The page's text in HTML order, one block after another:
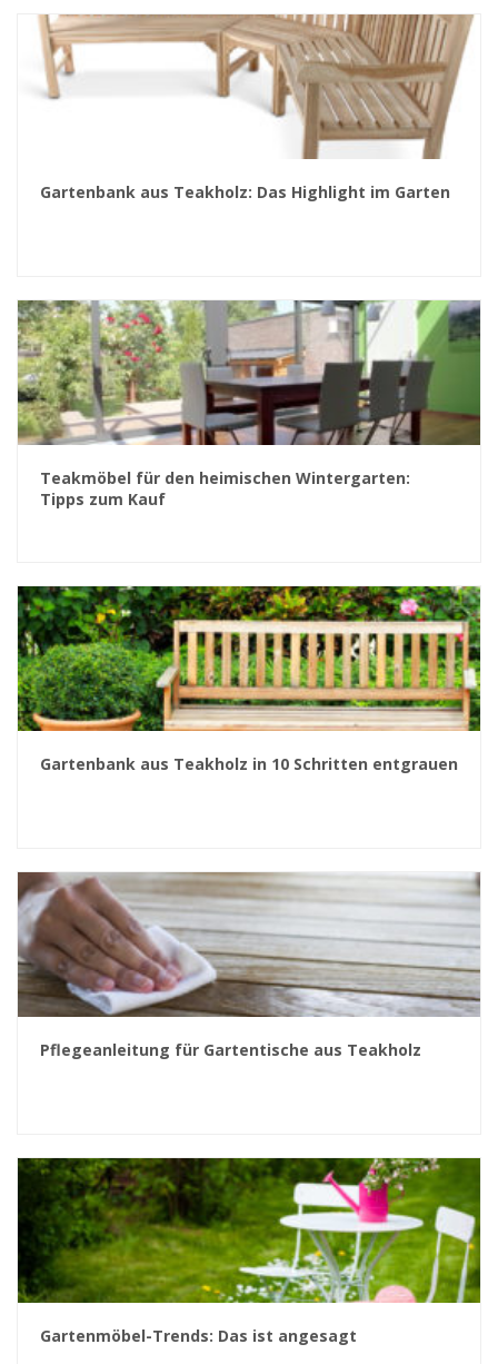
Gartenbank aus Teakholz: Das Highlight im Garten
Teakmöbel für den heimischen Wintergarten:
Tipps zum Kauf
Gartenbank aus Teakholz in 10 Schritten entgrauen
Pflegeanleitung für Gartentische aus Teakholz
Gartenmöbel-Trends: Das ist angesagt